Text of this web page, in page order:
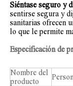
Siéntase seguro y
sentirse segura y
sanitarias ofrecen
lo que le permite
Especificación de
Nombre del
producto